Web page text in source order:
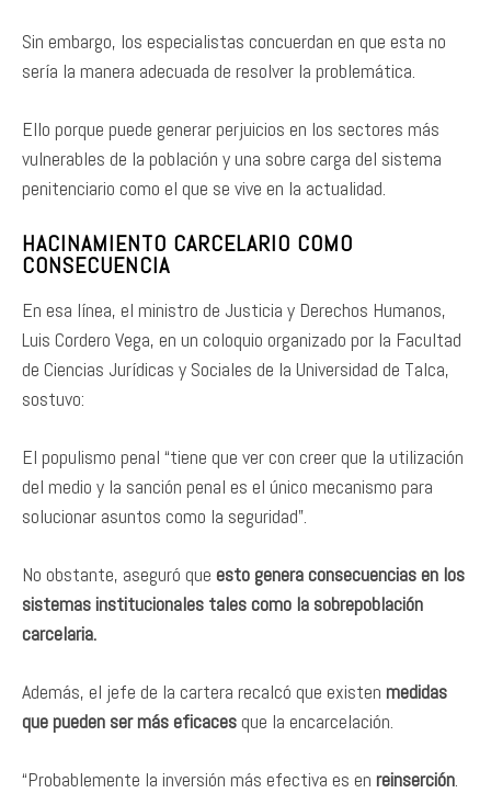
Sin embargo, los especialistas concuerdan en que esta no
sería la manera adecuada de resolver la problemática.
Ello porque puede generar perjuicios en los sectores más
vulnerables de la población y una sobre carga del sistema
penitenciario como el que se vive en la actualidad.
HACINAMIENTO CARCELARIO COMO
CONSECUENCIA
En esa línea, el ministro de Justicia y Derechos Humanos,
Luis Cordero Vega, en un coloquio organizado por la Facultad
de Ciencias Jurídicas y Sociales de la Universidad de Talca,
sostuvo:
El populismo penal “tiene que ver con creer que la utilización
del medio y la sanción penal es el único mecanismo para
solucionar asuntos como la seguridad”.
No obstante, aseguró que esto genera consecuencias en los
sistemas institucionales tales como la sobrepoblación
carcelaria.
Además, el jefe de la cartera recalcó que existen medidas
que pueden ser más eficacesque la encarcelación.
“Probablemente la inversión más efectiva es en reinserción